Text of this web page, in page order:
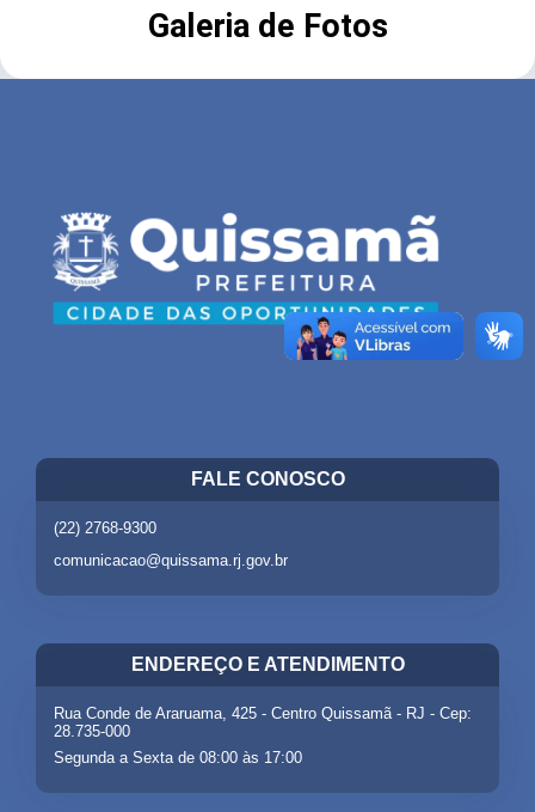
Galeria de Fotos
FALE CONOSCO
(22) 2768-9300
comunicacao@quissama.rj.gov.br
ENDEREÇO E ATENDIMENTO
Rua Conde de Araruama, 425 - Centro Quissamã - RJ - Cep:
28.735-000
Segunda a Sexta de 08:00 às 17:00